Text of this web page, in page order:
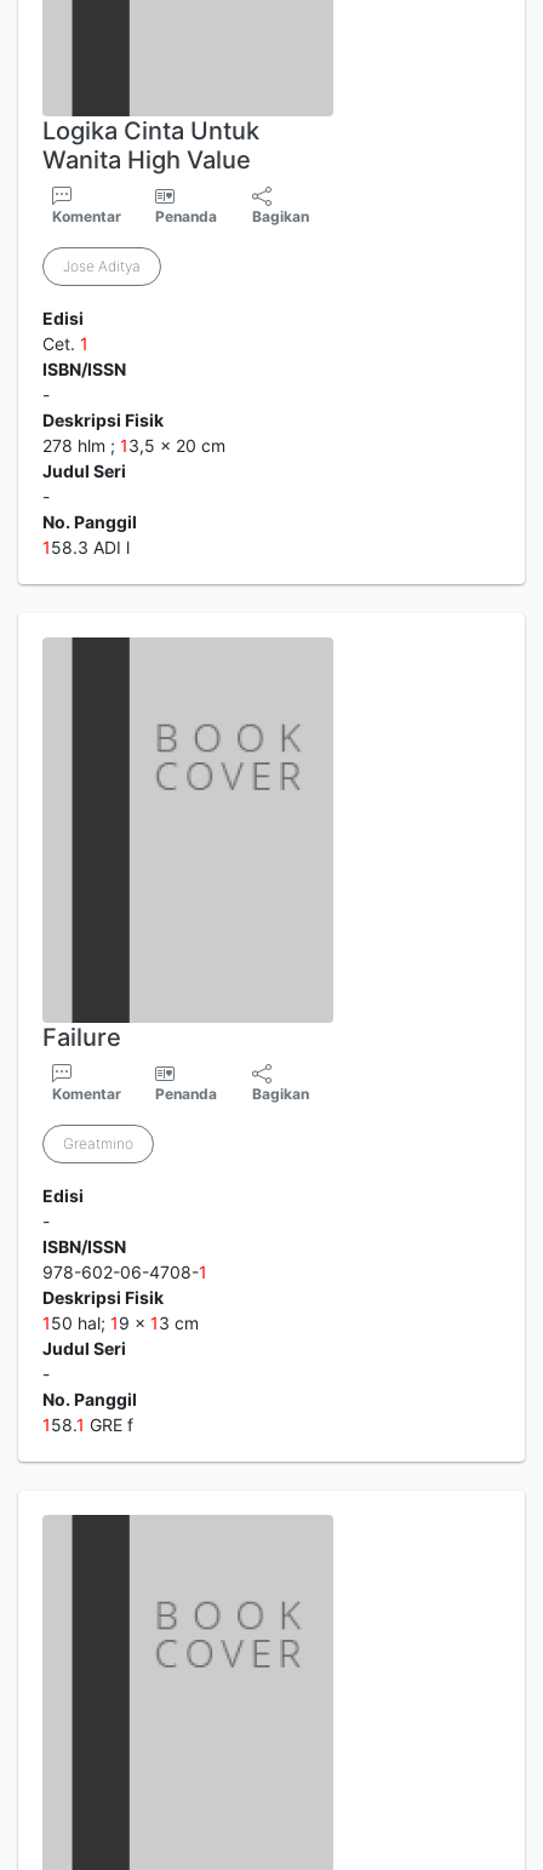
Logika Cinta Untuk
Wanita High Value
Komentar Penanda Bagikan
Jose Aditya
Edisi
Cet. 1
ISBN/ISSN
-
Deskripsi Fisik
278 hlm ; 13,5 x 20 cm
Judul Seri
-
No. Panggil
158.3 ADI l
Failure
Komentar Penanda Bagikan
Greatmino
Edisi
-
ISBN/ISSN
978-602-06-4708-1
Deskripsi Fisik
150 hal; 19 x 13 cm
Judul Seri
-
No. Panggil
158.1 GRE f